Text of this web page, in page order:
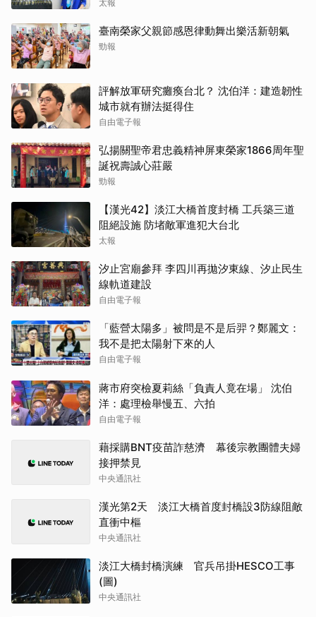
太報
臺南榮家父親節感恩律動舞出樂活新朝氣
勁報
評解放軍研究癱瘓台北？ 沈伯洋：建造韌性
城市就有辦法挺得住
自由電子報
弘揚關聖帝君忠義精神屏東榮家1866周年聖
誕祝壽誠心莊嚴
勁報
【漢光42】淡江大橋首度封橋 工兵築三道
阻絕設施 防堵敵軍進犯大台北
太報
汐止宮廟參拜 李四川再拋汐東線、汐止民生
線軌道建設
自由電子報
「藍營太陽多」被問是不是后羿？鄭麗文：
我不是把太陽射下來的人
自由電子報
蔣市府突檢夏莉絲「負責人竟在場」 沈伯
洋：處理檢舉慢五、六拍
自由電子報
藉採購BNT疫苗詐慈濟 幕後宗教團體夫婦
接押禁見
中央通訊社
漢光第2天 淡江大橋首度封橋設3防線阻敵
直衝中樞
中央通訊社
淡江大橋封橋演練 官兵吊掛HESCO工事
(圖)
中央通訊社